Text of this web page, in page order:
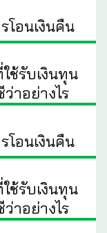
โอนเงินคืน
ช้รับเงินทุน
าอย่างไร
โอนเงินคืน
ช้รับเงินทุน
าอย่างไร